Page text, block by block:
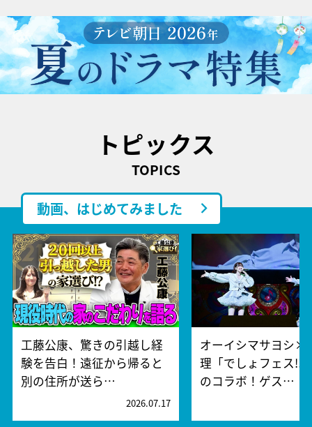
トピックス
TOPICS
動画、はじめてみました
工藤公康、驚きの引越し経
験を告白！遠征から帰ると
別の住所が送ら…
2026.07.17
オーイシマサヨシ×
理「でしょフェス!!
のコラボ！ゲス…